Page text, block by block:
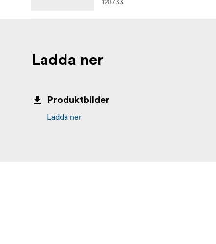
128733
Ladda ner
Produktbilder
Ladda ner